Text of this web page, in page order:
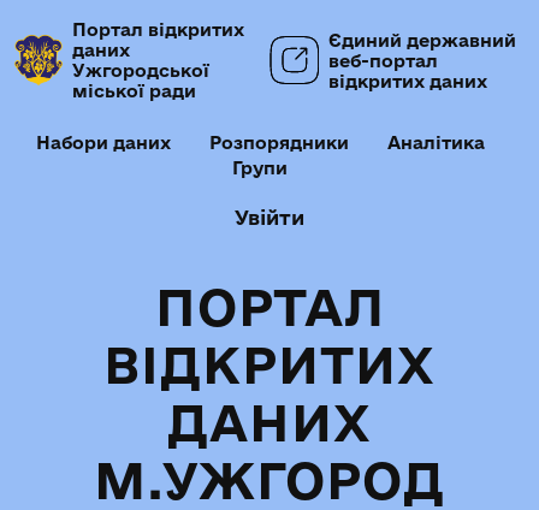
Портал відкритих
даних
Ужгородської
міської ради
Єдиний державний
веб-портал
відкритих даних
Набори даних Розпорядники
Аналітика
Групи
Увійти
ПОРТАЛ
ВІДКРИТИХ
ДАНИХ
М.УЖГОРОД